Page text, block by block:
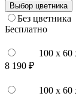
Выбор цветника
Без цветника
Бесплатно
100 x 60
8 190 ₽
100 x 60